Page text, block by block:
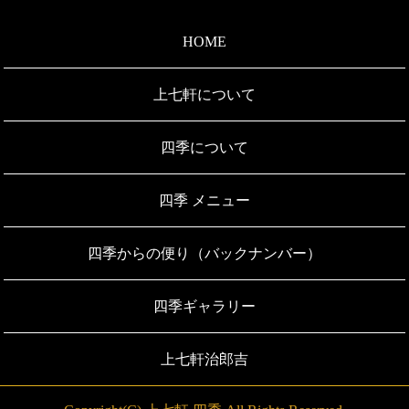
HOME
上七軒について
四季について
四季 メニュー
四季からの便り（バックナンバー）
四季ギャラリー
上七軒治郎吉